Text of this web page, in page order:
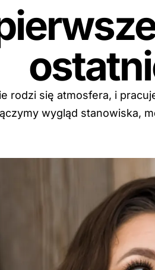
rodzi się atmosfera, i
wygląd stanowiska,